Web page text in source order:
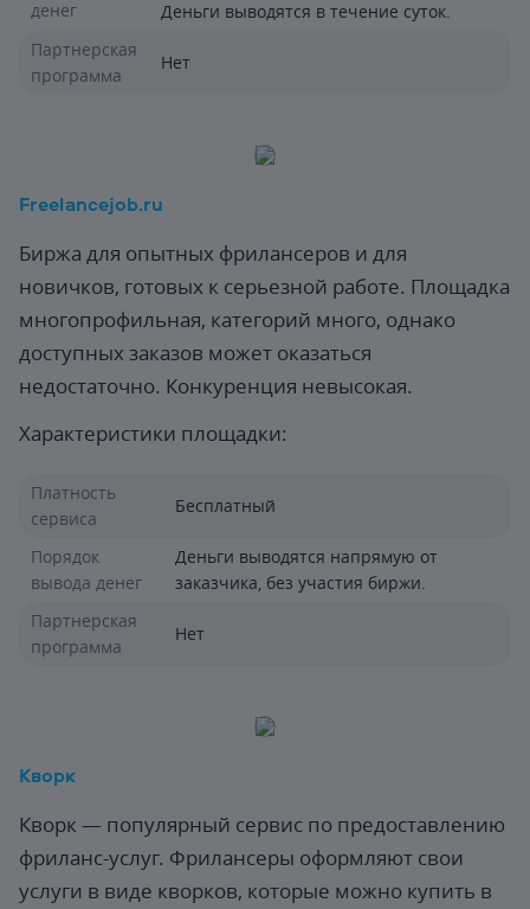
денег
Деньги выводятся в течение суток.
Партнерская
программа
Нет
Freelancejob.ru
Биржа для опытных фрилансеров и для
новичков, готовых к серьезной работе. Площадка
многопрофильная, категорий много, однако
доступных заказов может оказаться
недостаточно. Конкуренция невысокая.
Характеристики площадки:
Платность
сервиса
Бесплатный
Порядок
вывода денег
Деньги выводятся напрямую от
заказчика, без участия биржи.
Партнерская
программа
Нет
Кворк
Кворк — популярный сервис по предоставлению
фриланс-услуг. Фрилансеры оформляют свои
услуги в виде кворков, которые можно купить в